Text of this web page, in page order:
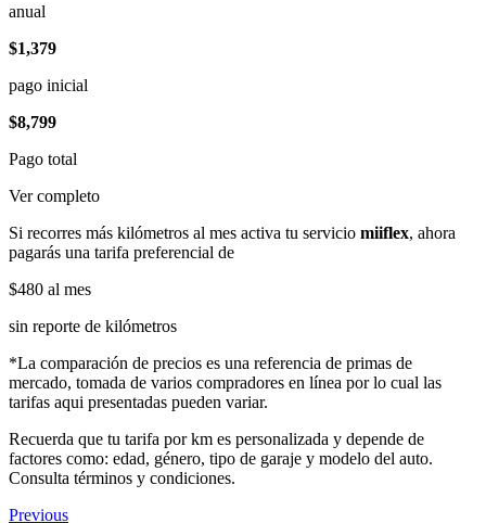
anual
$1,379
pago inicial
$8,799
Pago total
Ver completo
Si recorres más kilómetros al mes activa tu servicio miiflex, ahora
pagarás una tarifa preferencial de
$480 al mes
sin reporte de kilómetros
*La comparación de precios es una referencia de primas de
mercado, tomada de varios compradores en línea por lo cual las
tarifas aqui presentadas pueden variar.
Recuerda que tu tarifa por km es personalizada y depende de
factores como: edad, género, tipo de garaje y modelo del auto.
Consulta términos y condiciones.
Previous